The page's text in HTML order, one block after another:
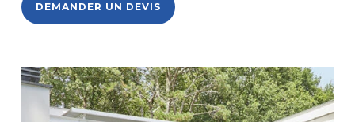
DEMANDER UN DEVIS